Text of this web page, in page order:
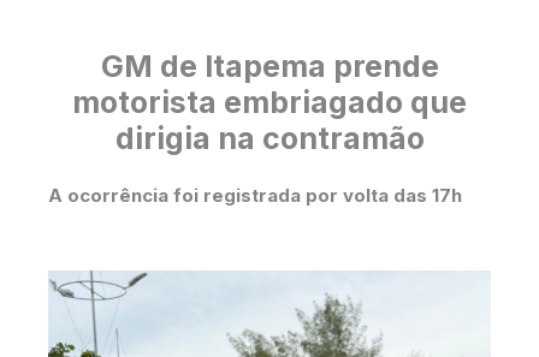
GM de Itapema prende
motorista embriagado que
dirigia na contramão
A ocorrência foi registrada por volta das 17h